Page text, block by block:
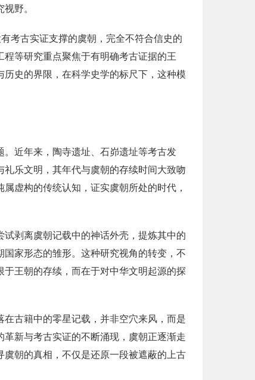
野。
考古实证支撑的虞朝，完全不符合信史的
等研究重点聚焦于有明确考古证据的王
史的界限，在科学史学的标尺下，这种模
近年来，陶寺遗址、石峁遗址等考古发
乐文明，其年代与虞朝的存续时间大致吻
虚构的传统认知，证实虞朝所处的时代，
剥离虞朝记载中的神话外壳，提炼其中的
家形态的雏形。这种研究视角的转变，不
王朝的存续，而在于对中华文明起源的探
古籍中的零星记载，并非空穴来风，而是
新与考古实证的不断涌现，虞朝正逐渐走
朝的真相，不仅是还原一段被遮蔽的上古